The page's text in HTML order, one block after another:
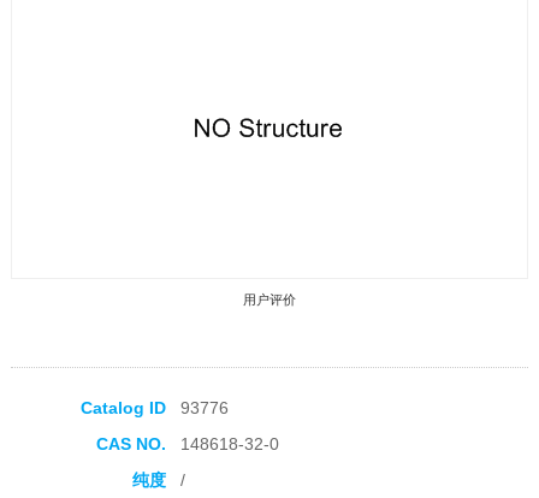
用户评价
Catalog ID
93776
CAS NO.
148618-32-0
纯度
/